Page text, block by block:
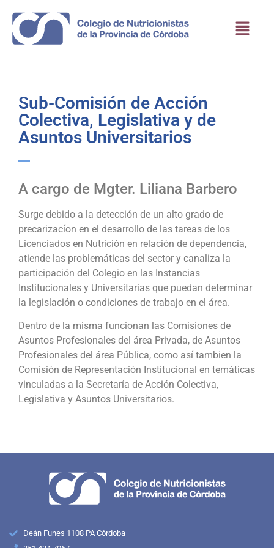
Sub-Comisión de Acción
Colectiva, Legislativa y de
Asuntos Universitarios
A cargo de Mgter. Liliana Barbero
Surge debido a la detección de un alto grado de
precarizacíon en el desarrollo de las tareas de los
Licenciados en Nutrición en relación de dependencia,
atiende las problemáticas del sector y canaliza la
participación del Colegio en las Instancias
Institucionales y Universitarias que puedan determinar
la legislación o condiciones de trabajo en el área.
Dentro de la misma funcionan las Comisiones de
Asuntos Profesionales del área Privada, de Asuntos
Profesionales del área Pública, como así tambien la
Comisión de Representación Institucional en temáticas
vinculadas a la Secretaría de Acción Colectiva,
Legislativa y Asuntos Universitarios.
Deán Funes 1108 PA Córdoba